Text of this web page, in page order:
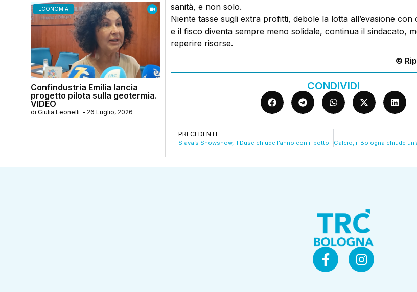
ECONOMIA
Confindustria Emilia lancia
progetto pilota sulla geotermia.
VIDEO
di Giulia Leonelli - 26 Luglio, 2026
sanità, e non solo.
Niente tasse sugli extra profitti, debole la lotta all’evasione con
e il fisco diventa sempre meno solidale, continua il sindacato,
reperire risorse.
©
CONDIVIDI
PRECEDENTE
Slava’s Snowshow, il Duse chiude l’anno con il botto